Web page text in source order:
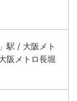
駅 / 大阪メト
阪メトロ長堀